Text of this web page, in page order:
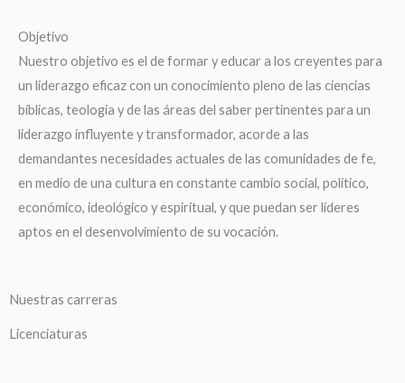
Objetivo
Nuestro objetivo es el de formar y educar a los creyentes para
un liderazgo eficaz con un conocimiento pleno de las ciencias
bíblicas, teología y de las áreas del saber pertinentes para un
liderazgo influyente y transformador, acorde a las
demandantes necesidades actuales de las comunidades de fe,
en medio de una cultura en constante cambio social, político,
económico, ideológico y espiritual, y que puedan ser líderes
aptos en el desenvolvimiento de su vocación.
Nuestras carreras
Licenciaturas